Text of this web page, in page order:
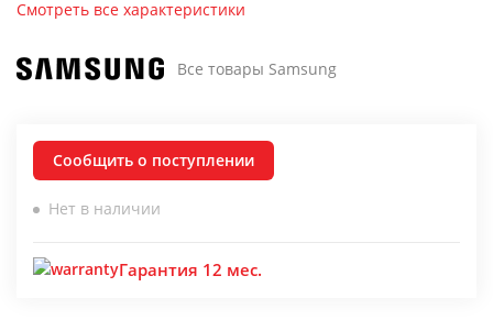
Смотреть все характеристики
Все товары Samsung
Сообщить о поступлении
Нет в наличии
Гарантия 12 мес.